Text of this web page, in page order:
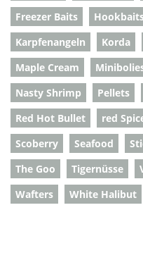
Freezer Baits
Karpfenangeln
Korda
Maple Cream
Nasty Shrimp
Pellets
Red Hot Bullet
red
Scoberry
Seafood
The Goo
Tigernüsse
Wafters
White Halibut